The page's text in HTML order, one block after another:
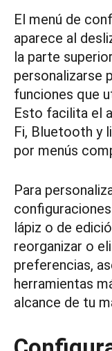
El menú de
aparece al
la parte
personalizarse
funciones que
Esto facilita el
Fi, Bluetooth y
por menús
Para
lápiz o de
reorganizar o
preferencias,
herramientas
alcance de tu